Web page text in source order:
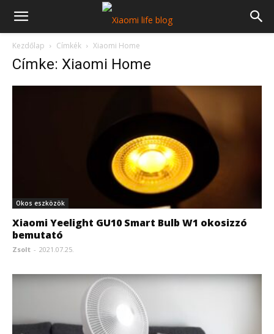
Kezdőlap Címkék Xiaomi Home
Címke: Xiaomi Home
Okos eszközök
Xiaomi Yeelight GU10 Smart Bulb W1 okosizzó
bemutató
Zsolt - 2021.07.25.